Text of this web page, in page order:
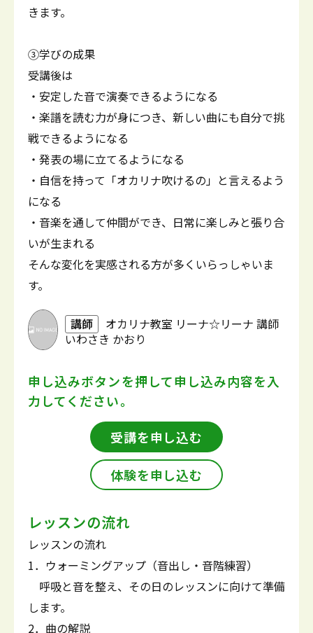
きます。
③学びの成果
受講後は
・安定した音で演奏できるようになる
・楽譜を読む力が身につき、新しい曲にも自分で挑
戦できるようになる
・発表の場に立てるようになる
・自信を持って「オカリナ吹けるの」と言えるよう
になる
・音楽を通して仲間ができ、日常に楽しみと張り合
いが生まれる
そんな変化を実感される方が多くいらっしゃいま
す。
講師
オカリナ教室 リーナ☆リーナ 講師
いわさき かおり
申し込みボタンを押して申し込み内容を入
力してください。
受講を申し込む
体験を申し込む
レッスンの流れ
レッスンの流れ
1．ウォーミングアップ（音出し・音階練習）
呼吸と音を整え、その日のレッスンに向けて準備
します。
2．曲の解説